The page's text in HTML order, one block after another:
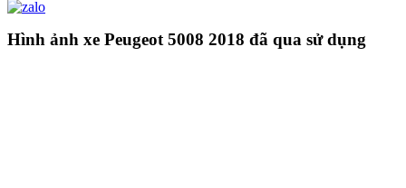
Hình ảnh xe Peugeot 5008 2018 đã qua sử dụng